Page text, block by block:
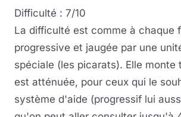
Difficulté : 7/10
La difficulté est comme à chaque
progressive et jaugée par une
spéciale (les picarats). Elle monte
est atténuée, pour ceux qui le
système d'aide (progressif lui